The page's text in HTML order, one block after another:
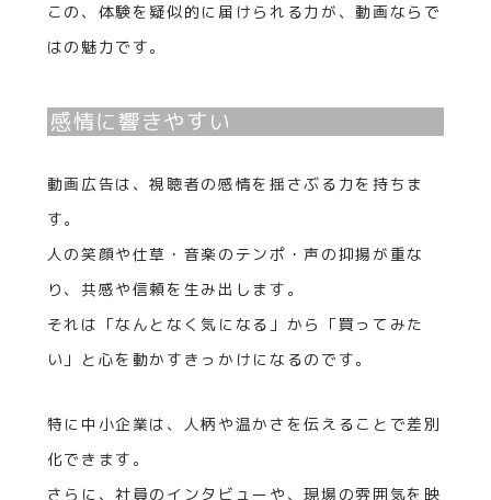
この、体験を疑似的に届けられる力が、動画ならで
はの魅力です。
感情に響きやすい
動画広告は、視聴者の感情を揺さぶる力を持ちま
す。
人の笑顔や仕草・音楽のテンポ・声の抑揚が重な
り、共感や信頼を生み出します。
それは「なんとなく気になる」から「買ってみた
い」と心を動かすきっかけになるのです。
特に中小企業は、人柄や温かさを伝えることで差別
化できます。
さらに、社員のインタビューや、現場の雰囲気を映